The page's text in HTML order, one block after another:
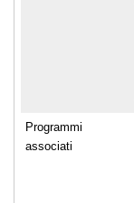
Programmi
associati